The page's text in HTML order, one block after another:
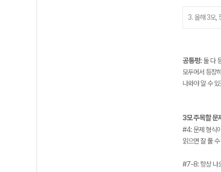
3. 올해 3모,
공통평: 둘 다
모두에서 등장
나와야 알 수
3모 주목할
#4:문제 형식
읽으면 잘 풀
#7-8:항상 나